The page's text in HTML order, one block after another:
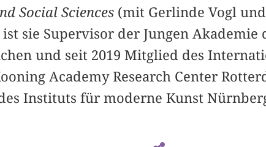
Social Sciences (mit Gerlinde Vogl
ist sie Supervisor der Jungen Akademie
und seit 2019 Mitglied des
Academy Research Center
Instituts für moderne Kunst